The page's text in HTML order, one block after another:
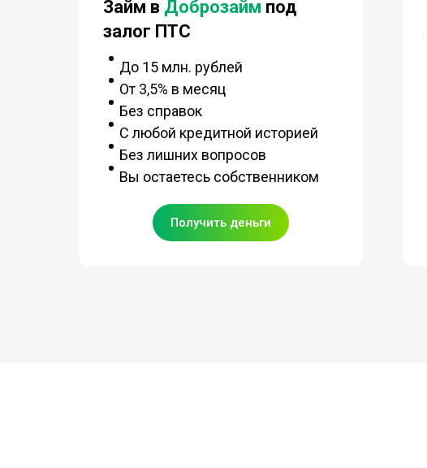
Займ в Доброзайм под
залог ПТС
До 15 млн. рублей
От 3,5% в месяц
Без справок
С любой кредитной историей
Без лишних вопросов
Вы остаетесь собственником
Получить деньги